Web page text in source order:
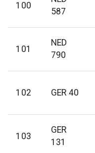
100
587
101
NED
790
102 GER 40
103
GER
131